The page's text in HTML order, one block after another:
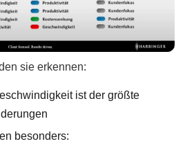
sie erkennen:
ist der größte
besonders: